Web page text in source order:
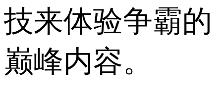
技来体验争霸的
巅峰内容。